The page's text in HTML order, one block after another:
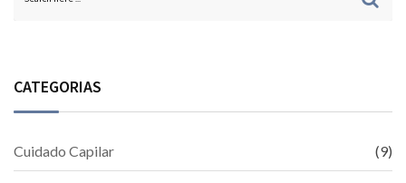
CATEGORIAS
Cuidado Capilar (9)